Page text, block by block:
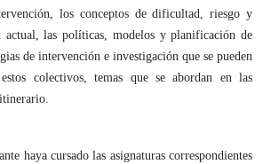
los conceptos de dificultad, riesgo y
actual, las políticas, modelos y planificación de
de intervención e investigación que se pueden
colectivos, temas que se abordan en las
haya cursado las asignaturas correspondientes